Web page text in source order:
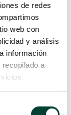
de redes
web con
y análisis
información
a